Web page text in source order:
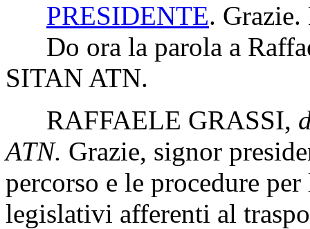
PRESIDENTE.
Do ora la parola a
SITAN ATN.
RAFFAELE GRASSI,
ATN. Grazie, signor
percorso e le procedure
legislativi afferenti al